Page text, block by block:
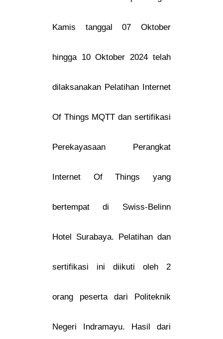
Kamis tanggal 07 Oktober
hingga 10 Oktober 2024 telah
dilaksanakan Pelatihan Internet
Of Things MQTT dan sertifikasi
Perekayasaan Perangkat
Internet Of Things yang
bertempat di Swiss-Belinn
Hotel Surabaya. Pelatihan dan
sertifikasi ini diikuti oleh 2
orang peserta dari Politeknik
Negeri Indramayu. Hasil dari